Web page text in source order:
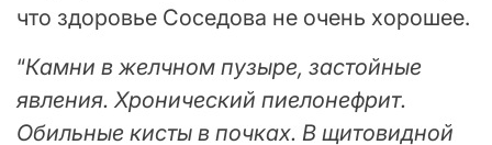
что здоровье Соседова не очень хорошее.
“Камни в желчном пузыре, застойные
явления. Хронический пиелонефрит.
Обильные кисты в почках. В щитовидной